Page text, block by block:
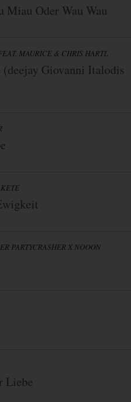
Miau Oder Wau Wau
MAURICE & CHRIS HARTL
Giovanni Italodis
PARTYCRASHER X NOOON
Liebe